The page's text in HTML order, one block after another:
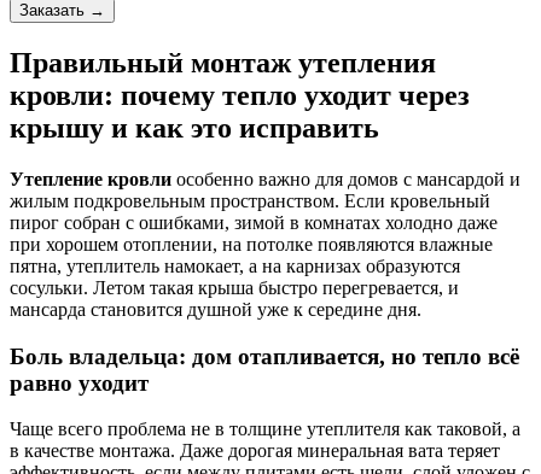
Заказать →
Правильный монтаж утепления
кровли: почему тепло уходит через
крышу и как это исправить
Утепление кровли особенно важно для домов с мансардой и
жилым подкровельным пространством. Если кровельный
пирог собран с ошибками, зимой в комнатах холодно даже
при хорошем отоплении, на потолке появляются влажные
пятна, утеплитель намокает, а на карнизах образуются
сосульки. Летом такая крыша быстро перегревается, и
мансарда становится душной уже к середине дня.
Боль владельца: дом отапливается, но тепло всё
равно уходит
Чаще всего проблема не в толщине утеплителя как таковой, а
в качестве монтажа. Даже дорогая минеральная вата теряет